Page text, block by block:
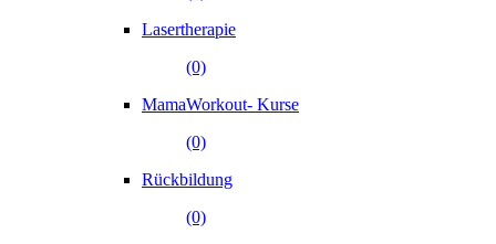
Lasertherapie
(0)
MamaWorkout- Kurse
(0)
Rückbildung
(0)